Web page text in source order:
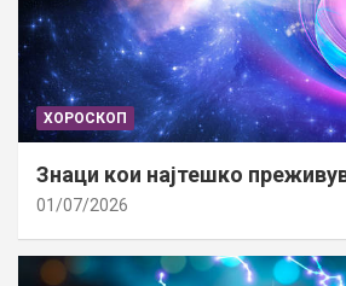
ХОРОСКОП
Знаци кои најтешко
01/07/2026